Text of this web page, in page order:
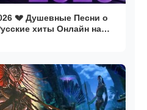
💔 Душевные Песни о